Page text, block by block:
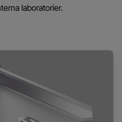
laboratorier.